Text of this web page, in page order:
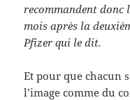
recommandent donc
mois après la
Pfizer qui le dit.
Et pour que chacun
l’image comme du